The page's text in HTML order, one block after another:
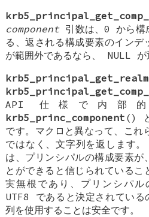
component引数は、0 から構
る、返される構成要素のインデ
が範囲外であるなら、 NULL が
krb5_principal_get_realm
API 仕様で内部
krb5_princ_component ()
です。マクロと異なって、これ
ではなく、文字列を返します。
は、プリンシパルの構成要素が
とができると信じられている
実無根であり、プリンシパ
UTF8 であると決定されてい
列を使用することは安全です。